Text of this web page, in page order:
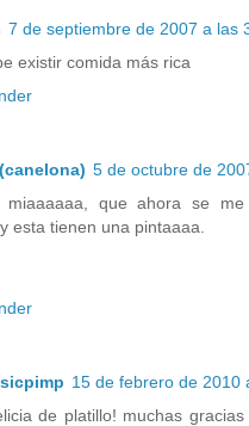
7 de septiembre de 2007 a las
existir comida más rica
5 de octubre de
miaaaaaa, que ahora se
esta tienen una pintaaaa.
15 de febrero de 2010
de platillo! muchas